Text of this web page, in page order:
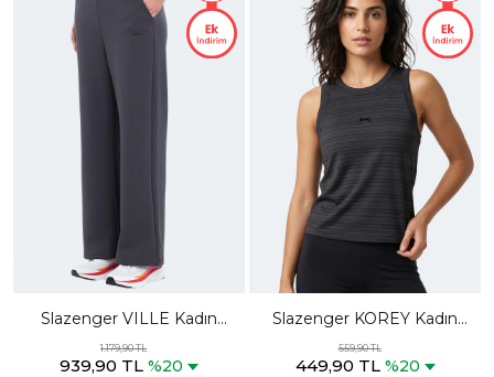
Slazenger VILLE Kadın
Cepli Bol Paça Koyu Gri
Eşofman Altı
1.179,90 TL
939,90 TL %20
Slazenger KOREY Kadın
Kolsuz Siyah Tişört
559,90 TL
449,90 TL %20